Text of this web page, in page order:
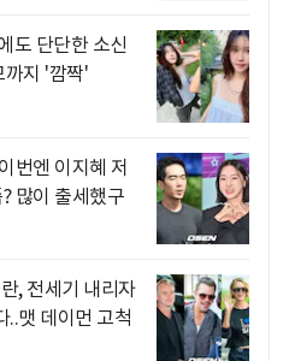
도 단단한 소신
지 '깜짝'
번엔 이지혜 저
많이 출세했구
, 전세기 내리자
..맷 데이먼 고척